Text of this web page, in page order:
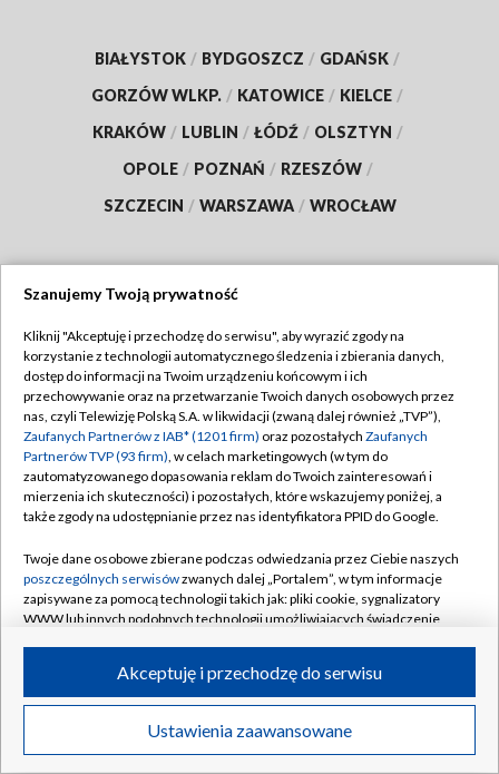
BIAŁYSTOK / BYDGOSZCZ / GDAŃSK /
GORZÓW WLKP. / KATOWICE / KIELCE /
KRAKÓW / LUBLIN / ŁÓDŹ / OLSZTYN /
OPOLE / POZNAŃ / RZESZÓW /
SZCZECIN / WARSZAWA / WROCŁAW
TVP
Abonament TVP
Emisja w TVP
Centrum informacji TVP
Naziemna Telewizja Cyfrowa
Rada Programowa
System NOS
Informacje o nadawcy
Program dla prasy
Ogłoszenie przetargowe
Regulamin TVP
Polityka prywatności
Moje zgody
Pomoc
Kontakt
Kanały
©2026 Telewizja Polska S.A. w likwidacji
Szanujemy Twoją prywatność
Kliknij "Akceptuję i przechodzę do serwisu", aby wyrazić zgody na
korzystanie z technologii automatycznego śledzenia i zbierania danych,
dostęp do informacji na Twoim urządzeniu końcowym i ich
przechowywanie oraz na przetwarzanie Twoich danych osobowych przez
nas, czyli Telewizję Polską S.A. w likwidacji (zwaną dalej również „TVP”),
Zaufanych Partnerów z IAB* (1201 firm) oraz pozostałych Zaufanych
Partnerów TVP (93 firm), w celach marketingowych (w tym do
zautomatyzowanego dopasowania reklam do Twoich zainteresowań i
mierzenia ich skuteczności) i pozostałych, które wskazujemy poniżej, a
także zgody na udostępnianie przez nas identyfikatora PPID do Google.
Twoje dane osobowe zbierane podczas odwiedzania przez Ciebie naszych
poszczególnych serwisówzwanych dalej „Portalem”, w tym informacje
zapisywane za pomocą technologii takich jak: pliki cookie, sygnalizatory
WWW lub innych podobnych technologii umożliwiających świadczenie
ruchu w Internecie.
Twoje dane osobowe zbierane podczas odwiedzania przez Ciebie
poszczególnych serwisówna Portalu, takie jak adresy IP, identyfikatory
Ustawienia zaawansowane
Akceptuję i przechodzę do serwisu